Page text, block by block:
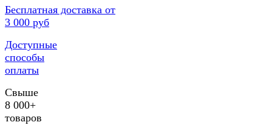
Бесплатная доставка от
3 000 руб
Доступные
способы
оплаты
Свыше
8 000+
товаров